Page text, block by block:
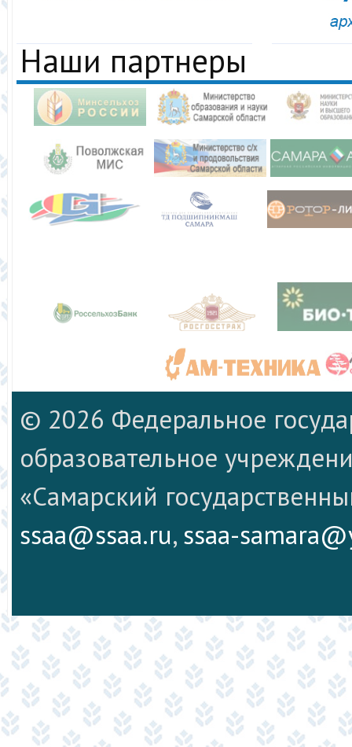
Наши партнеры
© 2026 Федеральное
образовательное
«Самарский
ssaa@ssaa.ru, ssaa-